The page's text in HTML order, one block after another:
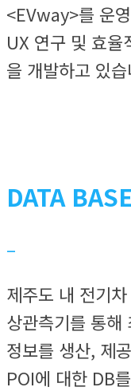
<EVway>를 운
UX 연구 및 효율
을 개발하고 있
DATA
–
제주도 내 전기
상관측기를 통
정보를 생산, 제
POI에 대한 DB